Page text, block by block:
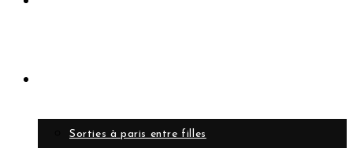
Sorties à paris entre filles